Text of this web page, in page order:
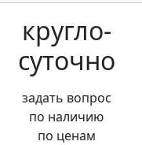
кругло­
суточно
задать вопрос
по наличию
по ценам